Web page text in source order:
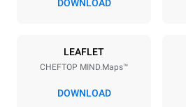
Napięcie
380-415V 3N~ / 220-240V
3~ / 220-240V 1N~
DOWNLOAD
LEAFLET
CHEFTOP MIND.Maps™
DOWNLOAD